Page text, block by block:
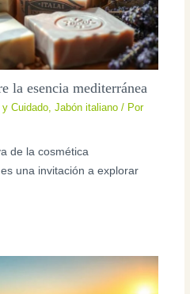
la esencia mediterránea
y Cuidado,Jabón italiano / Por
de la cosmética
una invitación a explorar